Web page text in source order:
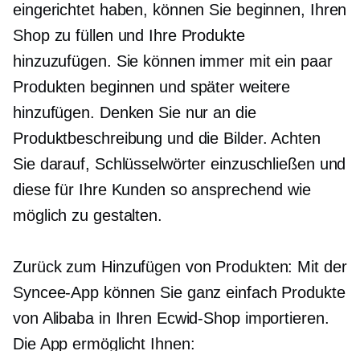
eingerichtet haben, können Sie beginnen, Ihren
Shop zu füllen und Ihre Produkte
hinzuzufügen. Sie können immer mit ein paar
Produkten beginnen und später weitere
hinzufügen. Denken Sie nur an die
Produktbeschreibung und die Bilder. Achten
Sie darauf, Schlüsselwörter einzuschließen und
diese für Ihre Kunden so ansprechend wie
möglich zu gestalten.
Zurück zum Hinzufügen von Produkten: Mit der
Syncee-App können Sie ganz einfach Produkte
von Alibaba in Ihren Ecwid-Shop importieren.
Die App ermöglicht Ihnen: